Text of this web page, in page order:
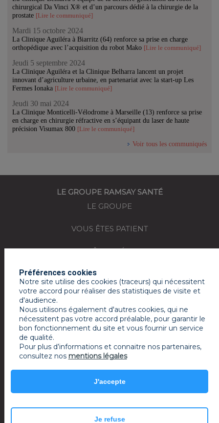
chirurgical Da Vinci X® et d’un parcours dédié à la chirurgie de la
prostate [Lire le communiqué]
Mardi 15 octobre 2024
La Clinique Aguiléra à Biarritz (64) renforce sa prise en charge
orthopédique avec l’acquisition du robot Mako [Lire le communiqué]
Jeudi 5 septembre 2024
La Clinique Aguiléra et la Clinique Belharra lancent un projet
innovant d’agriculture urbaine, en partenariat avec la start-up Les
Fermes Ionaka [Lire le communiqué]
Jeudi 30 mai 2024
La Clinique Monticelli-Vélodrome à Marseille (13) renforce sa prise
en charge en chirurgie réfractive en s’équipant du laser de haute
précision Visumax 800 [Lire le communiqué]
Voir tous les communiqués
LE GROUPE RAMSAY SANTÉ
LE GROUPE
VOUS ÊTES PATIENT
VOUS ÊTES MÉDECIN
REJOIGNEZ-NOUS
ACTUALITÉS
ESPACE PRESSE
MON COMPTE RAMSAY SERVICES
© 2022 Ramsay Santé
Préférences cookies
Notre site utilise des cookies (traceurs) qui nécessitent
votre accord pour réaliser des statistiques de visite et
d'audience.
Nous utilisons également d'autres cookies, qui ne
nécessitent pas votre accord préalable, pour garantir le
bon fonctionnement du site et vous fournir un service
de qualité.
Pour plus d’informations et connaitre nos partenaires,
consultez nos mentions légales
Je refuse
J'accepte